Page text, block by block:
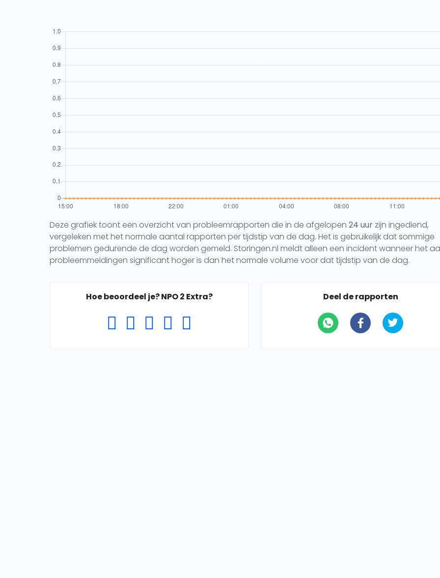
Deze grafiek toont een overzicht van probleemrapporten die in de afgelopen 24 uur zijn ingediend,
vergeleken met het normale aantal rapporten per tijdstip van de dag. Het is gebruikelijk dat sommige
problemen gedurende de dag worden gemeld. Storingen.nl meldt alleen een incident wanneer het
probleemmeldingen significant hoger is dan het normale volume voor dat tijdstip van de dag.
Hoe beoordeel je? NPO 2 Extra? Deel de rapporten